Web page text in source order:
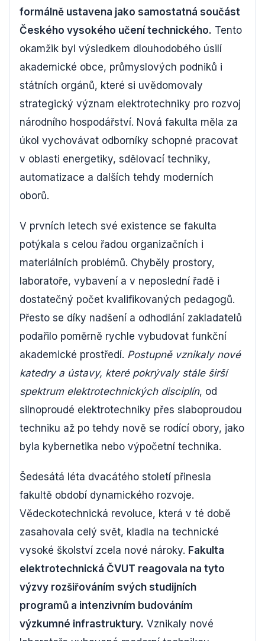
formálně ustavena jako samostatná součást
Českého vysokého učení technického. Tento
okamžik byl výsledkem dlouhodobého úsilí
akademické obce, průmyslových podniků i
státních orgánů, které si uvědomovaly
strategický význam elektrotechniky pro rozvoj
národního hospodářství. Nová fakulta měla za
úkol vychovávat odborníky schopné pracovat
v oblasti energetiky, sdělovací techniky,
automatizace a dalších tehdy moderních
oborů.
V prvních letech své existence se fakulta
potýkala s celou řadou organizačních i
materiálních problémů. Chyběly prostory,
laboratoře, vybavení a v neposlední řadě i
dostatečný počet kvalifikovaných pedagogů.
Přesto se díky nadšení a odhodlání zakladatelů
podařilo poměrně rychle vybudovat funkční
akademické prostředí. Postupně vznikaly nové
katedry a ústavy, které pokrývaly stále širší
spektrum elektrotechnických disciplín, od
silnoproudé elektrotechniky přes slaboproudou
techniku až po tehdy nově se rodící obory, jako
byla kybernetika nebo výpočetní technika.
Šedesátá léta dvacátého století přinesla
fakultě období dynamického rozvoje.
Vědeckotechnická revoluce, která v té době
zasahovala celý svět, kladla na technické
vysoké školství zcela nové nároky. Fakulta
elektrotechnická ČVUT reagovala na tyto
výzvy rozšiřováním svých studijních
programů a intenzivním budováním
výzkumné infrastruktury. Vznikaly nové